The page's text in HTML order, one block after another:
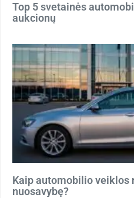
Top 5 svetainės
aukcionų
Kaip automobilio veiklos
nuosavybę?